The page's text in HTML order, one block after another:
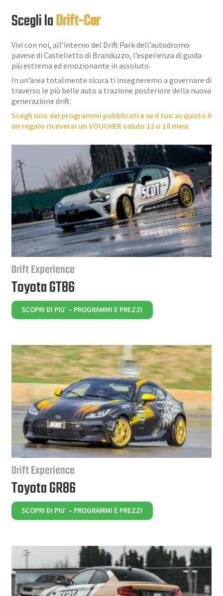
Scegli laDrift-Car
Vivi con noi, all’interno del Drift Park dell’autodromo
pavese di Castelletto di Branduzzo, l’esperienza di guida
più estrema ed emozionante in assoluto.
In un’area totalmente sicura ti insegneremo a governare di
traverso le più belle auto a trazione posteriore della nuova
generazione drift.
Scegli uno dei programmi pubblicati e se il tuo acquisto è
un regalo riceverai un VOUCHER valido 12 o 18 mesi.
Drift Experience
Toyota GT86
SCOPRI DI PIU’ – PROGRAMMI E PREZZI
Drift Experience
Toyota GR86
SCOPRI DI PIU’ – PROGRAMMI E PREZZI